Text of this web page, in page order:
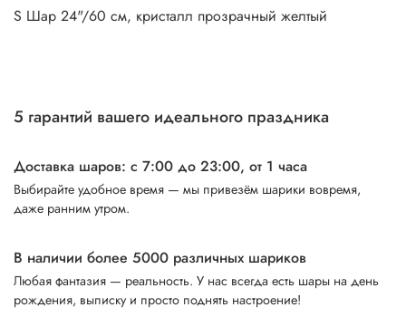
S Шар 24"/60 см, кристалл прозрачный желтый
5 гарантий вашего идеального праздника
Доставка шаров: с 7:00 до 23:00, от 1 часа
Выбирайте удобное время — мы привезём шарики вовремя,
даже ранним утром.
В наличии более 5000 различных шариков
Любая фантазия — реальность. У нас всегда есть шары на день
рождения, выписку и просто поднять настроение!